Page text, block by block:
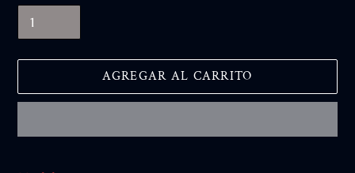
AGREGAR AL CARRITO